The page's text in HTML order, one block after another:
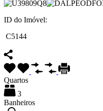
ID do Imóvel:
C5144
Quartos
3
Banheiros